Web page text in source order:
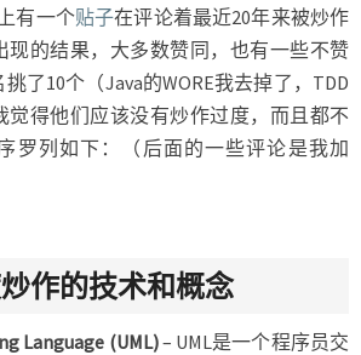
技
和
概
念
有一个贴子在评论着最近20年来被炒作
现的结果，大多数赞同，也有一些不赞
了10个（Java的WORE我去掉了，TDD
觉得他们应该没有炒作过度，而且都不
罗列如下：（后面的一些评论是我加
作的技术和概念
Language (UML)– UML是一个程序员交